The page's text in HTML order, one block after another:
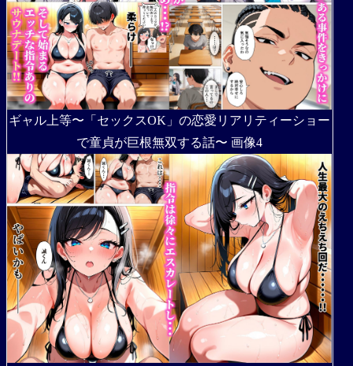
ギャル上等〜「セックスOK」の恋愛リアリティーショー
で童貞が巨根無双する話〜 画像4